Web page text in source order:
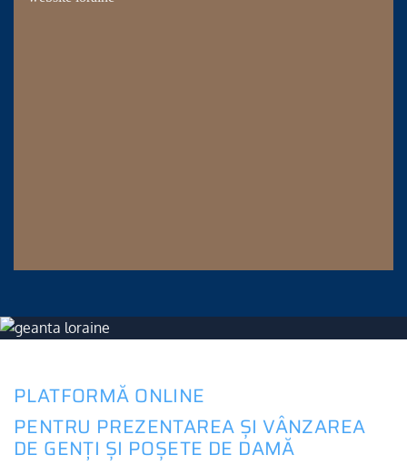
PLATFORMĂ ONLINE
PENTRU PREZENTAREA ȘI VÂNZAREA
DE GENȚI ȘI POȘETE DE DAMĂ